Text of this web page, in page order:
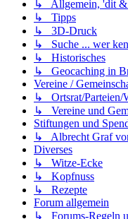
↳ Allgemein, 'dit &
↳ Tipps
↳ 3D-Druck
↳ Suche ... wer
↳ Historisches
↳ Geocaching in
Vereine /
↳ Ortsrat/Parteien/
↳ Vereine und
Stiftungen und
↳ Albrecht Graf
Diverses
↳ Witze-Ecke
↳ Kopfnuss
↳ Rezepte
Forum allgemein
↳ Forums-Regeln